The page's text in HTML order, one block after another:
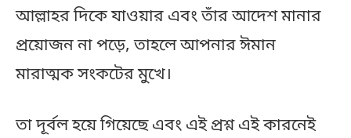
আল্লাহর দিকে যাওয়ার এবং তাঁর আদেশ মানার
প্রয়োজন না পড়ে, তাহলে আপনার ঈমান
মারাত্মক সংকটের মুখে।
তা দূর্বল হয়ে গিয়েছে এবং এই প্রশ্ন এই কারনেই